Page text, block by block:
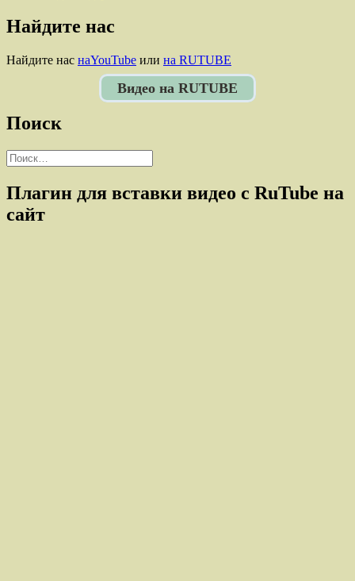
Найдите нас
Найдите нас наYouTube или на RUTUBE
Видео на RUTUBE
Поиск
Найти:
Плагин для вставки видео с RuTube на
сайт